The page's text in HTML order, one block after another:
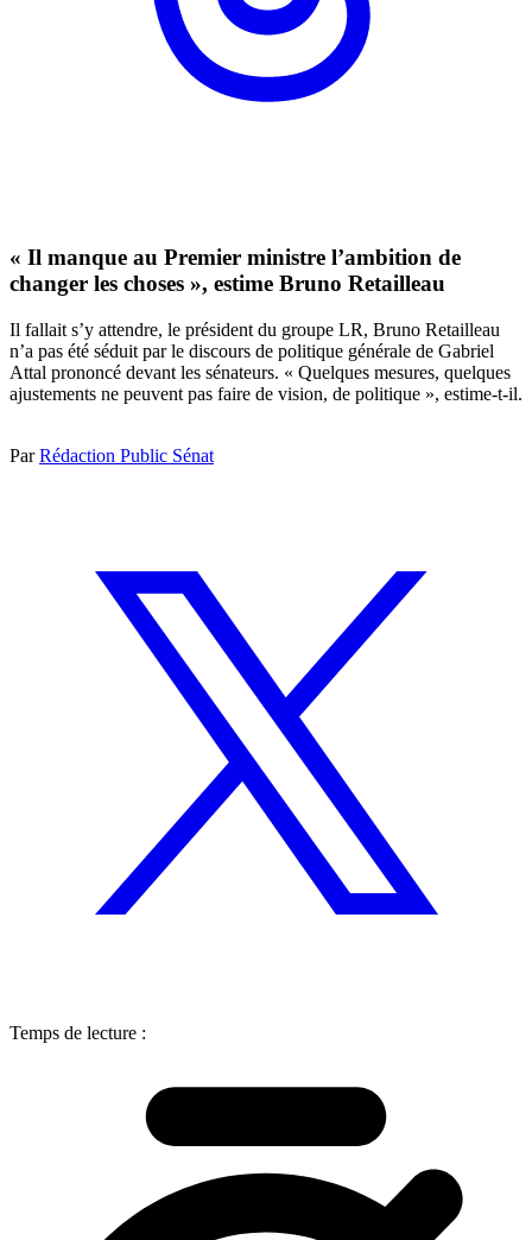
« Il manque au Premier ministre l’ambition de
changer les choses », estime Bruno Retailleau
Il fallait s’y attendre, le président du groupe LR, Bruno Retailleau
n’a pas été séduit par le discours de politique générale de Gabriel
Attal prononcé devant les sénateurs. « Quelques mesures, quelques
ajustements ne peuvent pas faire de vision, de politique », estime-t-il.
ParRédaction Public Sénat
Temps de lecture :